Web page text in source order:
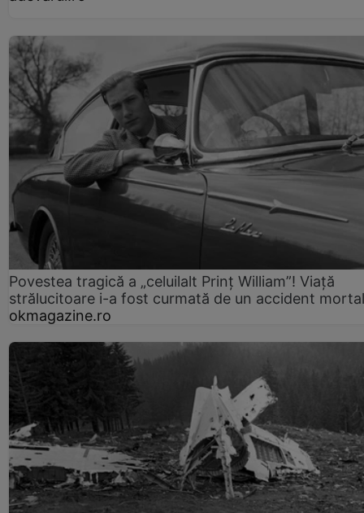
Povestea tragică a „celuilalt Prinț William”! Viață
strălucitoare i-a fost curmată de un accident mortal
okmagazine.ro